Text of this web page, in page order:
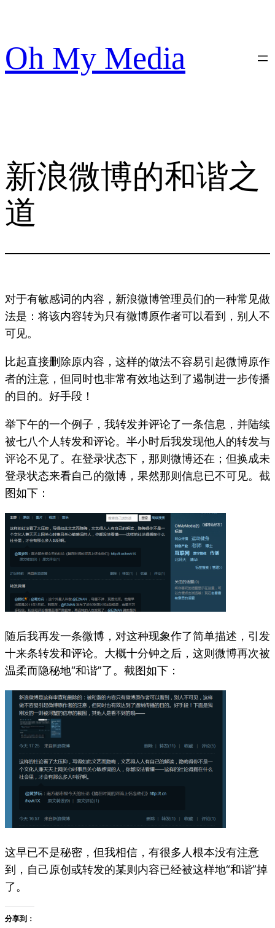
内
容
Oh My Media
新浪微博的和谐之
道
对于有敏感词的内容，新浪微博管理员们的一种常见做
法是：将该内容转为只有微博原作者可以看到，别人不
可见。
比起直接删除原内容，这样的做法不容易引起微博原作
者的注意，但同时也非常有效地达到了遏制进一步传播
的目的。好手段！
举下午的一个例子，我转发并评论了一条信息，并陆续
被七八个人转发和评论。半小时后我发现他人的转发与
评论不见了。在登录状态下，那则微博还在；但换成未
登录状态来看自己的微博，果然那则信息已不可见。截
图如下：
随后我再发一条微博，对这种现象作了简单描述，引发
十来条转发和评论。大概十分钟之后，这则微博再次被
温柔而隐秘地“和谐”了。截图如下：
这早已不是秘密，但我相信，有很多人根本没有注意
到，自己原创或转发的某则内容已经被这样地“和谐”掉
了。
分享到：